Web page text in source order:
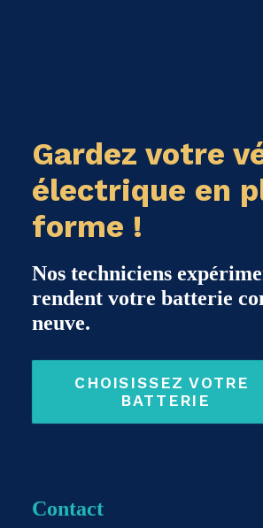
Gardez votre
électrique en
forme !
Nos techniciens
rendent votre batterie
neuve.
CHOISISSEZ VOTRE
BATTERIE
Contact